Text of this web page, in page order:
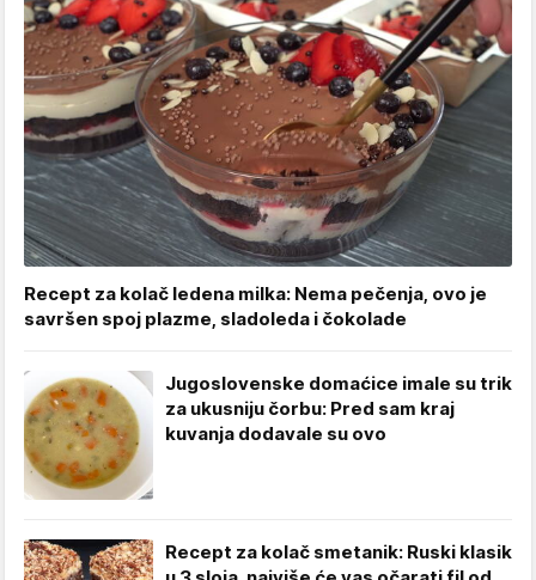
Recept za kolač ledena milka: Nema pečenja, ovo je
savršen spoj plazme, sladoleda i čokolade
Jugoslovenske domaćice imale su trik
za ukusniju čorbu: Pred sam kraj
kuvanja dodavale su ovo
Recept za kolač smetanik: Ruski klasik